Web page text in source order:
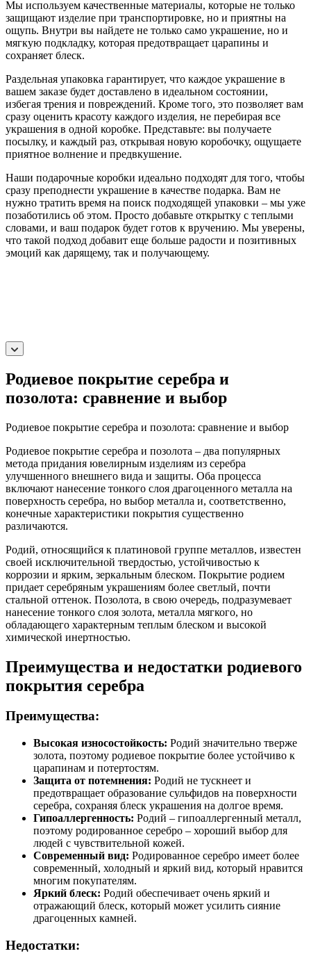
Мы используем качественные материалы, которые не только
защищают изделие при транспортировке, но и приятны на
ощупь. Внутри вы найдете не только само украшение, но и
мягкую подкладку, которая предотвращает царапины и
сохраняет блеск.
Раздельная упаковка гарантирует, что каждое украшение в
вашем заказе будет доставлено в идеальном состоянии,
избегая трения и повреждений. Кроме того, это позволяет вам
сразу оценить красоту каждого изделия, не перебирая все
украшения в одной коробке. Представьте: вы получаете
посылку, и каждый раз, открывая новую коробочку, ощущаете
приятное волнение и предвкушение.
Наши подарочные коробки идеально подходят для того, чтобы
сразу преподнести украшение в качестве подарка. Вам не
нужно тратить время на поиск подходящей упаковки – мы уже
позаботились об этом. Просто добавьте открытку с теплыми
словами, и ваш подарок будет готов к вручению. Мы уверены,
что такой подход добавит еще больше радости и позитивных
эмоций как дарящему, так и получающему.
Родиевое покрытие серебра и
позолота: сравнение и выбор
Родиевое покрытие серебра и позолота: сравнение и выбор
Родиевое покрытие серебра и позолота – два популярных
метода придания ювелирным изделиям из серебра
улучшенного внешнего вида и защиты. Оба процесса
включают нанесение тонкого слоя драгоценного металла на
поверхность серебра, но выбор металла и, соответственно,
конечные характеристики покрытия существенно
различаются.
Родий, относящийся к платиновой группе металлов, известен
своей исключительной твердостью, устойчивостью к
коррозии и ярким, зеркальным блеском. Покрытие родием
придает серебряным украшениям более светлый, почти
стальной оттенок. Позолота, в свою очередь, подразумевает
нанесение тонкого слоя золота, металла мягкого, но
обладающего характерным теплым блеском и высокой
химической инертностью.
Преимущества и недостатки родиевого
покрытия серебра
Преимущества:
Высокая износостойкость: Родий значительно тверже
золота, поэтому родиевое покрытие более устойчиво к
царапинам и потертостям.
Защита от потемнения: Родий не тускнеет и
предотвращает образование сульфидов на поверхности
серебра, сохраняя блеск украшения на долгое время.
Гипоаллергенность: Родий – гипоаллергенный металл,
поэтому родированное серебро – хороший выбор для
людей с чувствительной кожей.
Современный вид: Родированное серебро имеет более
современный, холодный и яркий вид, который нравится
многим покупателям.
Яркий блеск: Родий обеспечивает очень яркий и
отражающий блеск, который может усилить сияние
драгоценных камней.
Недостатки: